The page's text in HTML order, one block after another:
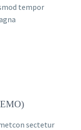
tempor
sectetur